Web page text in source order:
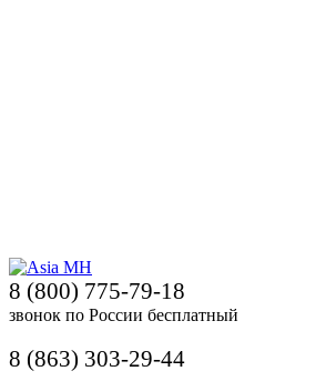
8 (800) 775-79-18
звонок по России бесплатный
8 (863) 303-29-44